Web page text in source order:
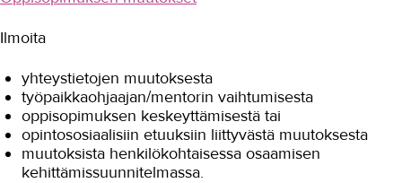
Ilmoita
yhteystietojen muutoksesta
työpaikkaohjaajan/mentorin vaihtumisesta
oppisopimuksen keskeyttämisestä tai
opintososiaalisiin etuuksiin liittyvästä muutoksesta
muutoksista henkilökohtaisessa osaamisen
kehittämissuunnitelmassa.